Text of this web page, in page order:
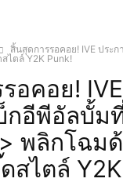
สิ้นสุดการรอคอย! IVE ปร
ไตล์ Y2K Punk!
อคอย!
อีพีอัลบั้ม
พลิกโฉม
สไตล์